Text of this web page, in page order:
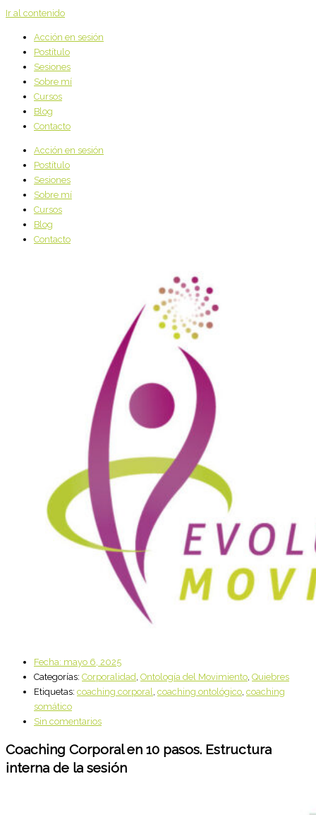
Ir al contenido
Acción en sesión
Postítulo
Sesiones
Sobre mí
Cursos
Blog
Contacto
Acción en sesión
Postítulo
Sesiones
Sobre mí
Cursos
Blog
Contacto
Fecha: mayo 6, 2025
Categorías: Corporalidad, Ontología del Movimiento, Quiebres
Etiquetas: coaching corporal, coaching ontológico, coaching
somático
Sin comentarios
Coaching Corporal en 10 pasos. Estructura
interna de la sesión